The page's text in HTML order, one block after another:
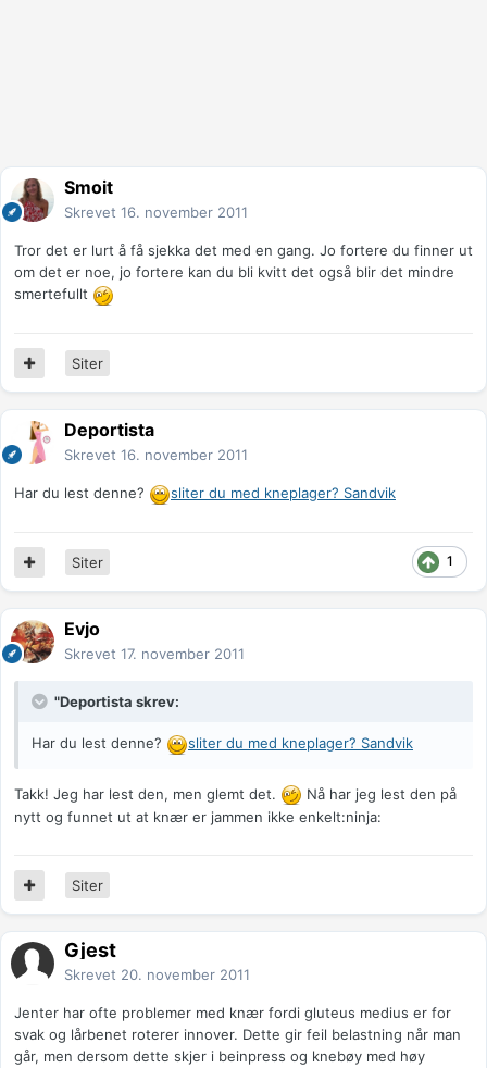
Smoit
Skrevet 16. november 2011
Tror det er lurt å få sjekka det med en gang. Jo fortere du finner ut
om det er noe, jo fortere kan du bli kvitt det også blir det mindre
smertefullt
Siter
Deportista
Skrevet 16. november 2011
Har du lest denne? sliter du med kneplager? Sandvik
1
Siter
Evjo
Skrevet 17. november 2011
"Deportista skrev:
Har du lest denne? sliter du med kneplager? Sandvik
Takk! Jeg har lest den, men glemt det.
Nå har jeg lest den på
nytt og funnet ut at knær er jammen ikke enkelt:ninja:
Siter
Gjest
Skrevet 20. november 2011
Jenter har ofte problemer med knær fordi gluteus medius er for
svak og lårbenet roterer innover. Dette gir feil belastning når man
går, men dersom dette skjer i beinpress og knebøy med høy